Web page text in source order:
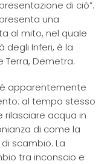
di ciò”.
una
al mito, nel quale
degli Inferi, è la
Terra, Demetra.
apparentemente
al tempo stesso
rilasciare acqua in
di come la
scambio. La
tra inconscio e